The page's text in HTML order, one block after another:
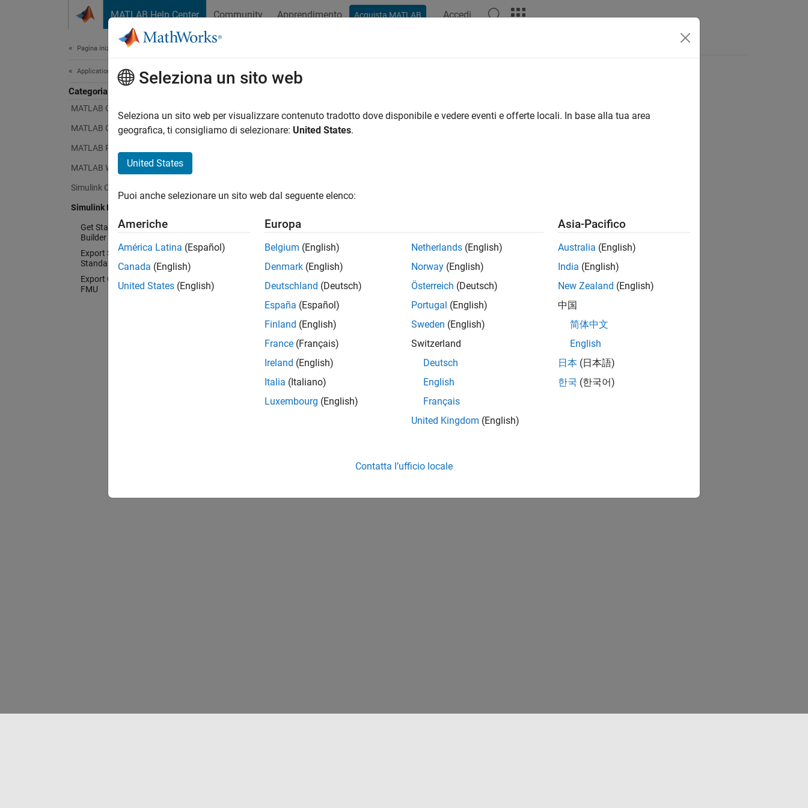
MATLAB Help Center Community Apprendimento Acquista MATLAB Accedi
Pagina iniziale della documentazione
Application Deployment
Categoria
MATLAB Compiler
MATLAB Compiler SDK
MATLAB Production Server
MATLAB Web App Server
Simulink Compiler
Simulink FMU Builder
Get Started with Simulink FMU
Builder
Export Simulink Model as
Standalone FMU
Export C/C++ Code as Standalone
FMU
Seleziona un sito web
Seleziona un sito web per visualizzare contenuto tradotto dove disponibile e vedere eventi e offerte locali. In base alla tua area
geografica, ti consigliamo di selezionare: United States.
United States
Puoi anche selezionare un sito web dal seguente elenco:
Americhe
América Latina (Español)
Canada (English)
United States (English)
Europa
Belgium (English)
Denmark (English)
Deutschland (Deutsch)
España (Español)
Finland (English)
France (Français)
Ireland (English)
Italia (Italiano)
Luxembourg (English)
Netherlands (English)
Norway (English)
Österreich (Deutsch)
Portugal (English)
Sweden (English)
Switzerland
Deutsch
English
Français
United Kingdom (English)
Asia-Pacifico
Australia (English)
India (English)
New Zealand (English)
中国
简体中文
English
日本 (日本語)
한국 (한국어)
Contatta l’ufficio locale